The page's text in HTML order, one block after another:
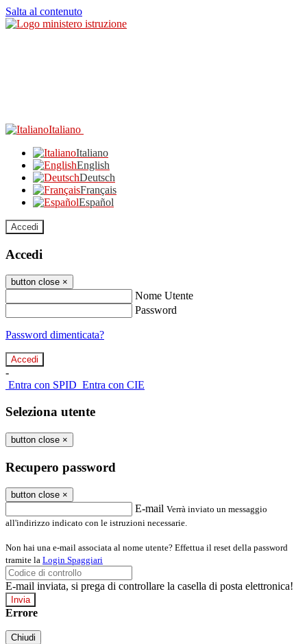
Salta al contenuto
Italiano
Italiano
English
Deutsch
Français
Español
Accedi
Accedi
button close ×
Nome Utente
Password
Password dimenticata?
-
Entra con SPID Entra con CIE
Seleziona utente
button close ×
Recupero password
button close ×
E-mail Verrà inviato un messaggio
all'indirizzo indicato con le istruzioni necessarie.
Non hai una e-mail associata al nome utente? Effettua il reset della password
tramite la Login Spaggiari
E-mail inviata, si prega di controllare la casella di posta elettronica!
Errore
Chiudi